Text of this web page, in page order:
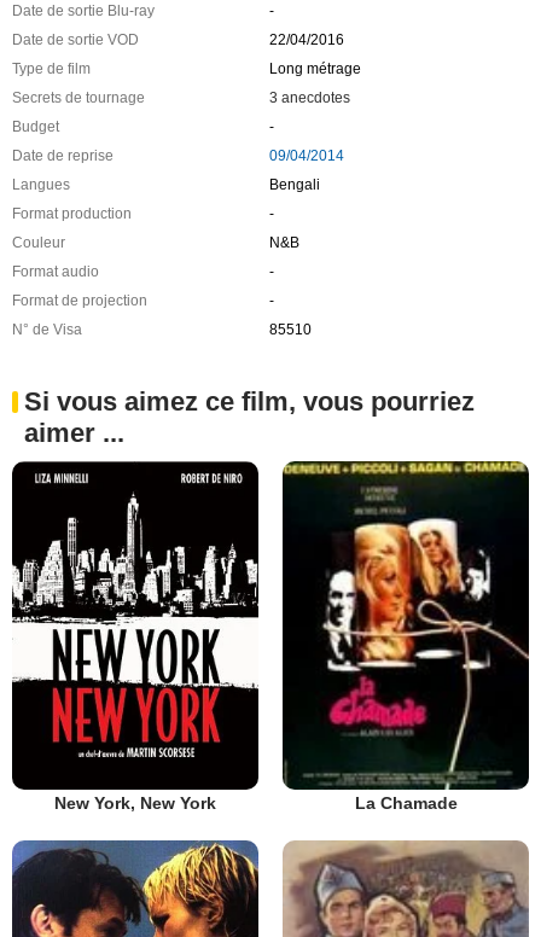
Date de sortie Blu-ray
-
Date de sortie VOD
22/04/2016
Type de film
Long métrage
Secrets de tournage
3 anecdotes
Budget
-
Date de reprise
09/04/2014
Langues
Bengali
Format production
-
Couleur
N&B
Format audio
-
Format de projection
-
N° de Visa
85510
Si vous aimez ce film, vous pourriez
aimer ...
New York, New York La Chamade